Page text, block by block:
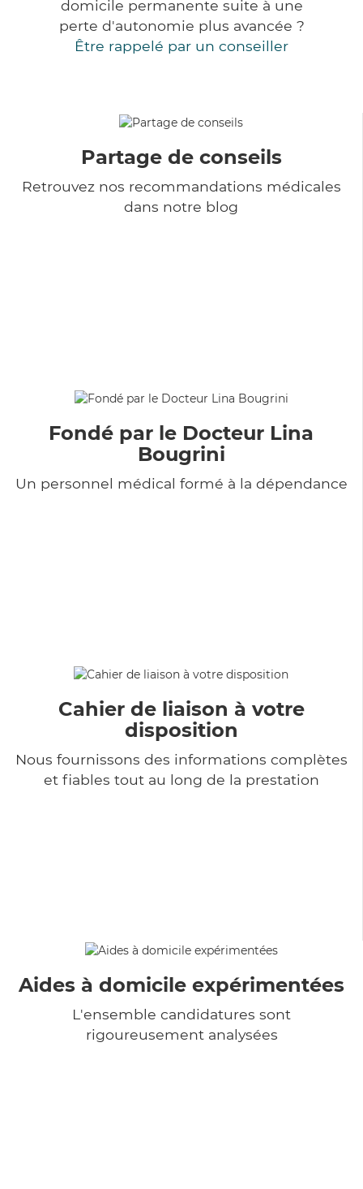
domicile permanente suite à une
perte d'autonomie plus avancée ?
Être rappelé par un conseiller
Partage de conseils
Retrouvez nos recommandations médicales
dans notre blog
Fondé par le Docteur Lina
Bougrini
Un personnel médical formé à la dépendance
Cahier de liaison à votre
disposition
Nous fournissons des informations complètes
et fiables tout au long de la prestation
Aides à domicile expérimentées
L'ensemble candidatures sont
rigoureusement analysées